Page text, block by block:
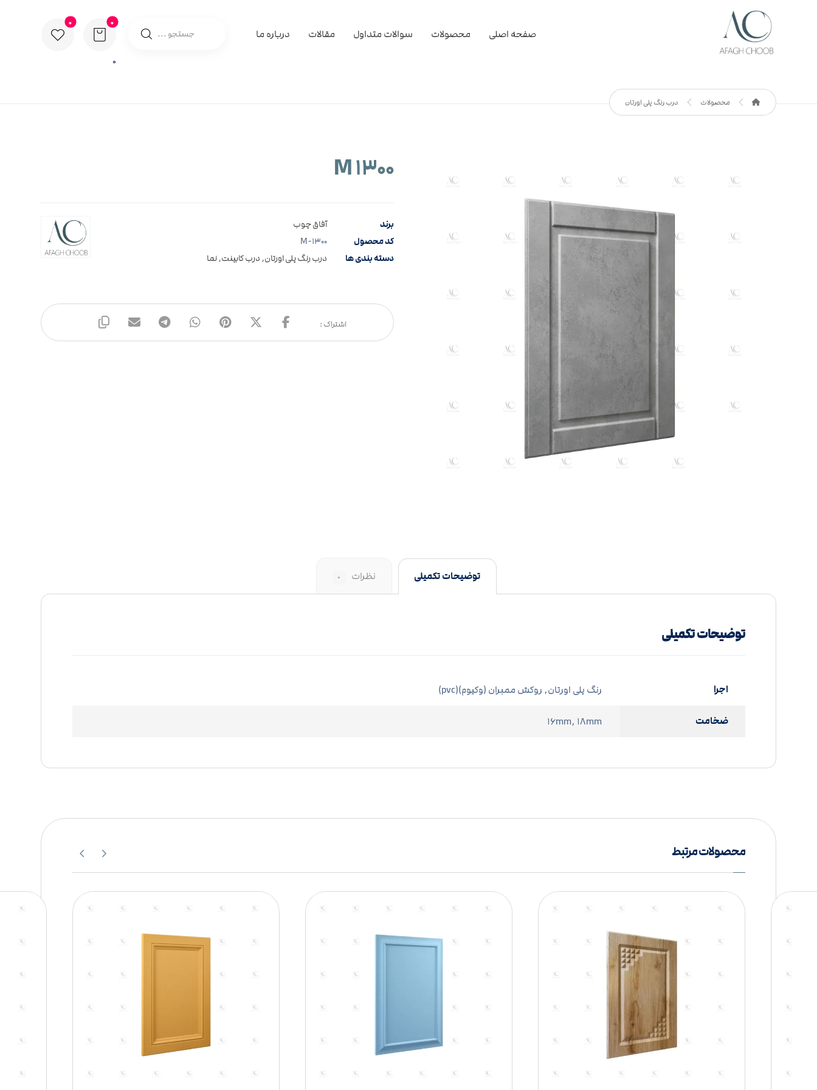
0
صفحه اصلی محصولات سوالات متداول مقالات درباره ما
محصولات درب رنگ پلی اورتان
M ۱۳۰۰
برند آفاق چوب
کد محصول M-۱۳۰۰
دسته بندی ها درب رنگ پلی اورتان, درب کابینت,نما
توضیحات تکمیلی نظرات ۰
توضیحات تکمیلی
اجرا رنگ پلی اورتان, روکش ممبران (وکیوم)(pvc)
ضخامت ۱۶mm, ۱۸mm
محصولات مرتبط